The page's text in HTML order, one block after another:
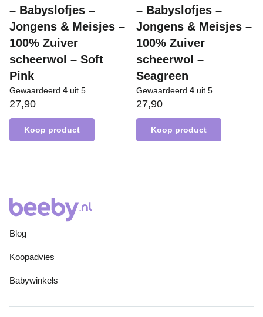
– Babyslofjes –
Jongens & Meisjes –
100% Zuiver
scheerwol – Soft
Pink
Gewaardeerd 4 uit 5
27,90
Koop product
– Babyslofjes –
Jongens & Meisjes –
100% Zuiver
scheerwol –
Seagreen
Gewaardeerd 4 uit 5
27,90
Koop product
Blog
Koopadvies
Babywinkels